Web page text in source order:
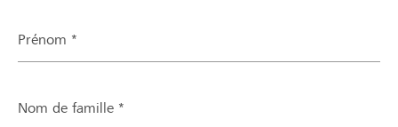
Prénom *
Nom de famille *